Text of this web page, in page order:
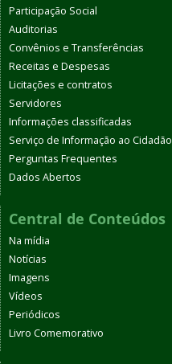
Participação Social
Auditorias
Convênios e Transferências
Receitas e Despesas
Licitações e contratos
Servidores
Informações classificadas
Serviço de Informação ao Cidadão
Perguntas Frequentes
Dados Abertos
Central de Conteúdos
Na mídia
Notícias
Imagens
Vídeos
Periódicos
Livro Comemorativo